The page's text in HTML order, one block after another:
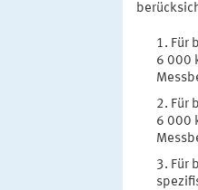
Für
6 000
Für
6 000
Für